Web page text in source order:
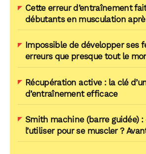
Cette erreur d’entraînement
débutants en musculation
Impossible de développer ses
erreurs que presque tout le
Récupération active : la clé
d’entraînement efficace
Smith machine (barre guidée)
l’utiliser pour se muscler ?
inconvénients